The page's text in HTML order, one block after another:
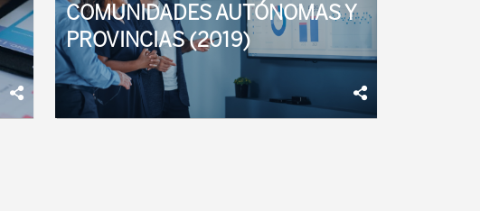
COMUNIDADES AUTÓNOMAS Y
PROVINCIAS (2019)